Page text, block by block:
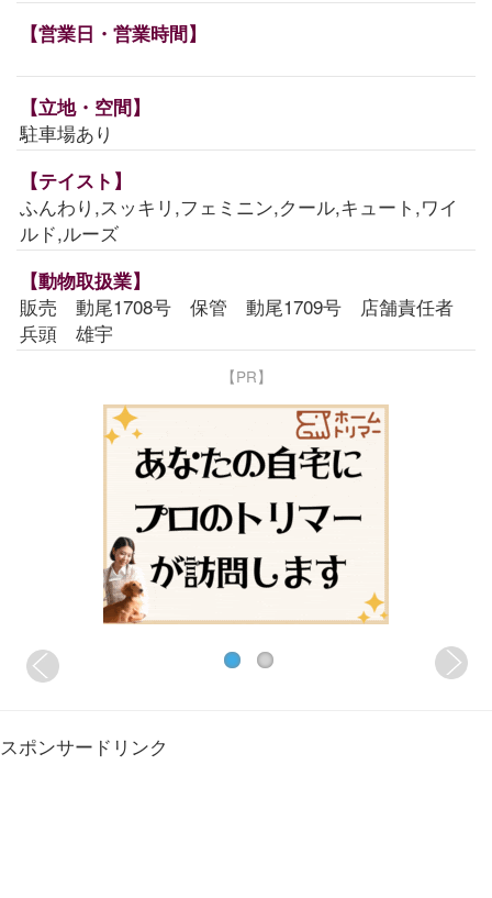
【営業日・営業時間】
【立地・空間】
駐車場あり
【テイスト】
ふんわり,スッキリ,フェミニン,クール,キュート,ワイ
ルド,ルーズ
【動物取扱業】
販売 動尾1708号 保管 動尾1709号 店舗責任者
兵頭 雄宇
【PR】
スポンサードリンク